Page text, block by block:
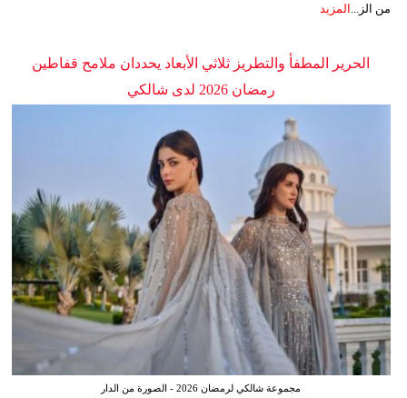
من الز...
المزيد
الحرير المطفأ والتطريز ثلاثي الأبعاد يحددان ملامح قفاطين
رمضان 2026 لدى شالكي
مجموعة شالكي لرمضان 2026 - الصورة من الدار